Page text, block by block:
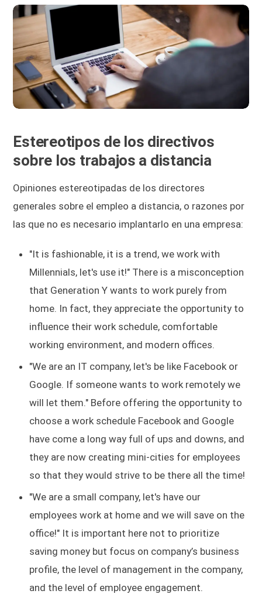
Estereotipos de los directivos
sobre los trabajos a distancia
Opiniones estereotipadas de los directores
generales sobre el empleo a distancia, o razones por
las que no es necesario implantarlo en una empresa:
"It is fashionable, it is a trend, we work with
Millennials, let's use it!" There is a misconception
that Generation Y wants to work purely from
home. In fact, they appreciate the opportunity to
influence their work schedule, comfortable
working environment, and modern offices.
"We are an IT company, let's be like Facebook or
Google. If someone wants to work remotely we
will let them." Before offering the opportunity to
choose a work schedule Facebook and Google
have come a long way full of ups and downs, and
they are now creating mini-cities for employees
so that they would strive to be there all the time!
"We are a small company, let's have our
employees work at home and we will save on the
office!" It is important here not to prioritize
saving money but focus on company’s business
profile, the level of management in the company,
and the level of employee engagement.